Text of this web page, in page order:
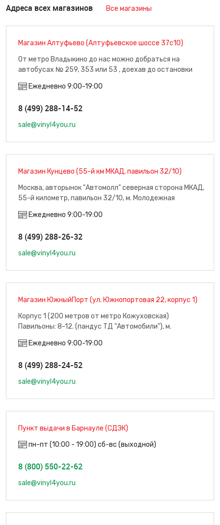
Адреса всех магазинов Все магазины
Магазин Алтуфьево (Алтуфьевское шоссе 37с10)
От метро Владыкино до нас можно добраться на
автобусах № 259, 353 или 53 , доехав до остановки
Ежедневно 9:00-19:00
8 (499) 288-14-52
sale@vinyl4you.ru
Магазин Кунцево (55-й км МКАД, павильон 32/10)
Москва, авторынок "Автомолл" северная сторона МКАД,
55-й километр, павильон 32/10, м. Молодежная
Ежедневно 9:00-19:00
8 (499) 288-26-32
sale@vinyl4you.ru
Магазин ЮжныйПорт (ул. Южнопортовая 22, корпус 1)
Корпус 1 (200 метров от метро Кожуховская)
Павильоны: 8-12. (пандус ТД "Автомобили"), м.
Ежедневно 9:00-19:00
8 (499) 288-24-52
sale@vinyl4you.ru
Пункт выдачи в Барнауле (СДЭК)
пн-пт (10:00 - 19:00) сб-вс (выходной)
8 (800) 550-22-62
sale@vinyl4you.ru